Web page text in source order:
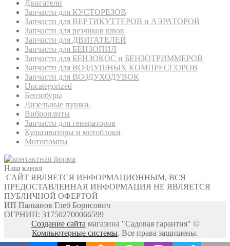
Двигатели
Запчасти для КУСТОРЕЗОВ
Запчасти для ВЕРТИКУТТЕРОВ и АЭРАТОРОВ
Запчасти для резчиков швов
Запчасти для ДВИГАТЕЛЕЙ
Запчасти для БЕНЗОПИЛ
Запчасти для БЕНЗОКОС и БЕНЗОТРИММЕРОВ
Запчасти для ВОЗДУШНЫХ КОМПРЕССОРОВ
Запчасти для ВОЗДУХОДУВОК
Uncategorized
Бензобуры
Дизельные пушки.
Виброплиты
Запчасти для генераторов
Культиваторы и мотоблоки
Мотопомпы
Наш канал
САЙТ ЯВЛЯЕТСЯ ИНФОРМАЦИОННЫМ, ВСЯ
ПРЕДОСТАВЛЕННАЯ ИНФОРМАЦИЯ НЕ ЯВЛЯЕТСЯ
ПУБЛИЧНОЙ ОФЕРТОЙ
ИП Пальянов Глеб Борисович
ОГРНИП: 317502700066599
Создание сайта магазина "Садовая гарантия" ©
Компьютерные системы. Все права защищены.